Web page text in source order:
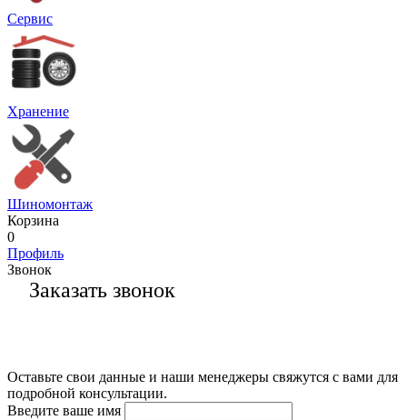
Сервис
Хранение
Шиномонтаж
Корзина
0
Профиль
Звонок
Заказать звонок
Оставьте свои данные и наши менеджеры свяжутся с вами для
подробной консультации.
Введите ваше имя